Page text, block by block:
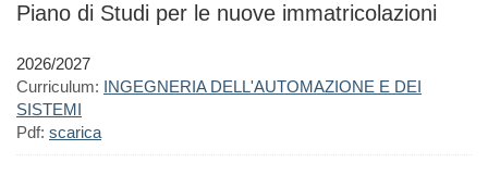
Piano di Studi per le nuove immatricolazioni
2026/2027
Curriculum: INGEGNERIA DELL'AUTOMAZIONE E DEI
SISTEMI
Pdf: scarica